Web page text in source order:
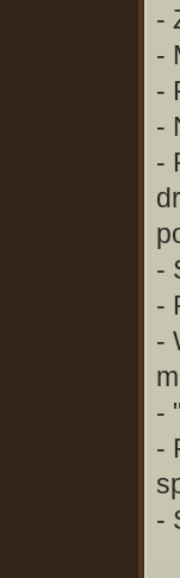
-
-
-
-
-
-
-
-
-
-
-